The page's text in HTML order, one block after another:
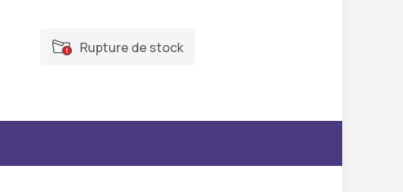
Rupture de stock